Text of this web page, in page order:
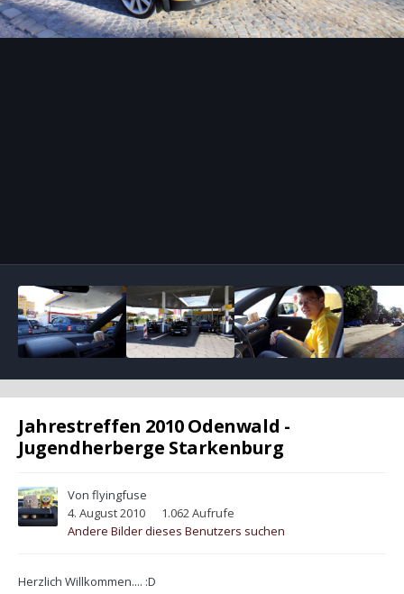
Jahrestreffen 2010 Odenwald -
Jugendherberge Starkenburg
Von flyingfuse
4. August 2010
1.062 Aufrufe
Andere Bilder dieses Benutzers suchen
Herzlich Willkommen.... :D